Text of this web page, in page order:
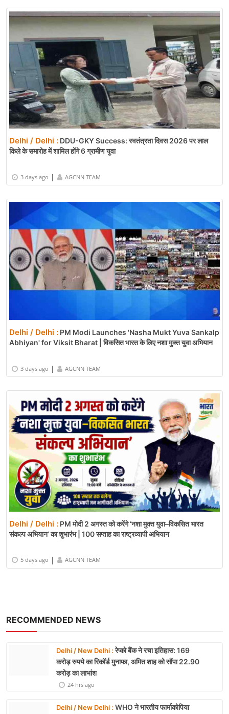
RECOMMENDED NEWS
Delhi / New Delhi :रेप्को बैंक ने रचा इतिहास: 169
करोड़ रुपये का रिकॉर्ड मुनाफा, अमित शाह को सौंपा 22.90
करोड़ का लाभांश
24 hrs ago
Delhi / New Delhi : WHO ने भारतीय फार्माकोपिया
Delhi / Delhi : DDU-GKY Success: स्वतंत्रता दिवस 2026 पर लाल
किले के समारोह में शामिल होंगे 6 ग्रामीण युवा
3 days ago | AGCNN TEAM
Delhi / Delhi : PM Modi Launches 'Nasha Mukt Yuva Sankalp
Abhiyan' for Viksit Bharat | विकसित भारत के लिए नशा मुक्त युवा अभियान
3 days ago | AGCNN TEAM
Delhi / Delhi : PM मोदी 2 अगस्त को करेंगे ‘नशा मुक्त युवा–विकसित भारत
संकल्प अभियान’ का शुभारंभ | 100 सप्ताह का राष्ट्रव्यापी अभियान
5 days ago | AGCNN TEAM